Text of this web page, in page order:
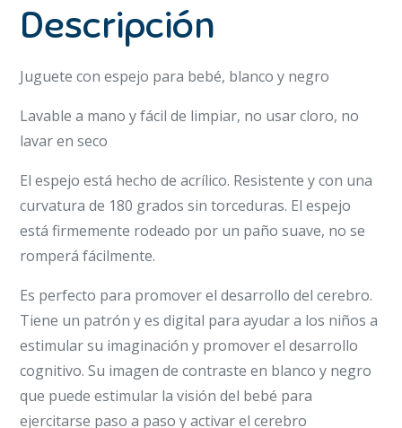
Descripción
Juguete con espejo para bebé, blanco y negro
Lavable a mano y fácil de limpiar, no usar cloro, no
lavar en seco
El espejo está hecho de acrílico. Resistente y con una
curvatura de 180 grados sin torceduras. El espejo
está firmemente rodeado por un paño suave, no se
romperá fácilmente.
Es perfecto para promover el desarrollo del cerebro.
Tiene un patrón y es digital para ayudar a los niños a
estimular su imaginación y promover el desarrollo
cognitivo. Su imagen de contraste en blanco y negro
que puede estimular la visión del bebé para
ejercitarse paso a paso y activar el cerebro